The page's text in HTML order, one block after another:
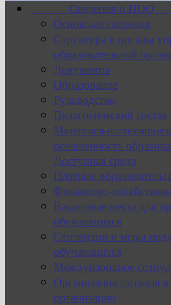
Сведения о ПОО
Основные сведения
Структура и органы
образовательной
Документы
Образование
Руководство
Педагогический состав
Материально-
оснащенность
Доступная среда
Платные
Финансово-
Вакантные места для
обучающихся
Стипендии и меры
обучающихся
Международное
Организация питания
организации